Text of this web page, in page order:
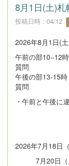
8月1日(土)
投稿日時 : 04/12
2026年8月1日(
午前の部10−12
質問
午後の部13-15
質問
・午前と午後に
2026年7月18日
7月20日（月